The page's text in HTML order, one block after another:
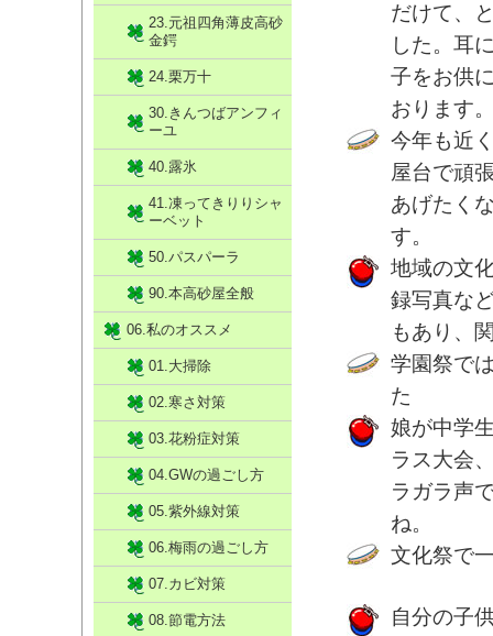
だけて、
した。耳
子をお供
おります
今年も近
屋台で頑
あげたく
す。
地域の文
録写真な
もあり、
学園祭で
た
娘が中学
ラス大会
ラガラ声
ね。
文化祭で
自分の子
23.元祖四角薄皮高砂
金鍔
24.栗万十
30.きんつばアンフィ
ーユ
40.露氷
41.凍ってきりりシャ
ーベット
50.パスパーラ
90.本高砂屋全般
06.私のオススメ
01.大掃除
02.寒さ対策
03.花粉症対策
04.GWの過ごし方
05.紫外線対策
06.梅雨の過ごし方
07.カビ対策
08.節電方法